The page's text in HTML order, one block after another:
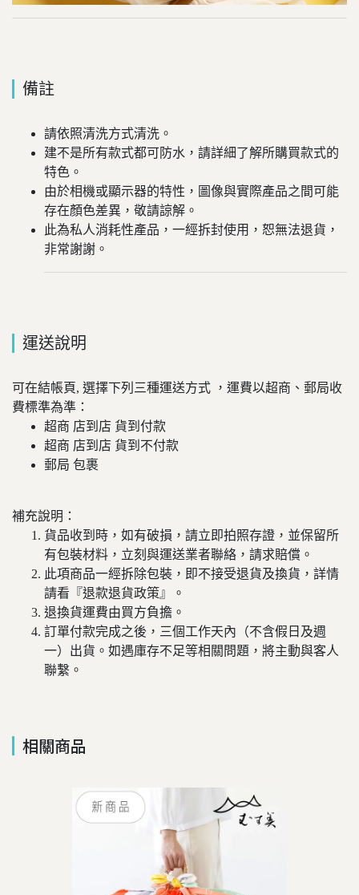
備註
請依照清洗方式清洗。
建不是所有款式都可防水，請詳細了解所購買款式的
特色。
由於相機或顯示器的特性，圖像與實際產品之間可能
存在顏色差異，敬請諒解。
此為私人消耗性產品，一經拆封使用，恕無法退貨，
非常謝謝。
運送說明
可在結帳頁, 選擇下列三種運送方式 ，運費以超商、郵局收
費標準為準：
超商 店到店 貨到付款
超商 店到店 貨到不付款
郵局 包裹
補充說明：
貨品收到時，如有破損，請立即拍照存證，並保留所
有包裝材料，立刻與運送業者聯絡，請求賠償。
此項商品一經拆除包裝，即不接受退貨及換貨，詳情
請看『退款退貨政策』。
退換貨運費由買方負擔。
訂單付款完成之後，三個工作天內（不含假日及週
一）出貨。如遇庫存不足等相關問題，將主動與客人
聯繫。
相關商品